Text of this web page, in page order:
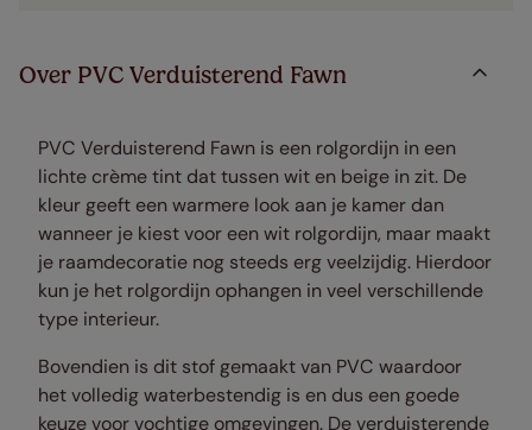
Over PVC Verduisterend Fawn
PVC Verduisterend Fawn is een rolgordijn in een
lichte crème tint dat tussen wit en beige in zit. De
kleur geeft een warmere look aan je kamer dan
wanneer je kiest voor een wit rolgordijn, maar maakt
je raamdecoratie nog steeds erg veelzijdig. Hierdoor
kun je het rolgordijn ophangen in veel verschillende
type interieur.
Bovendien is dit stof gemaakt van PVC waardoor
het volledig waterbestendig is en dus een goede
keuze voor vochtige omgevingen. De verduisterende